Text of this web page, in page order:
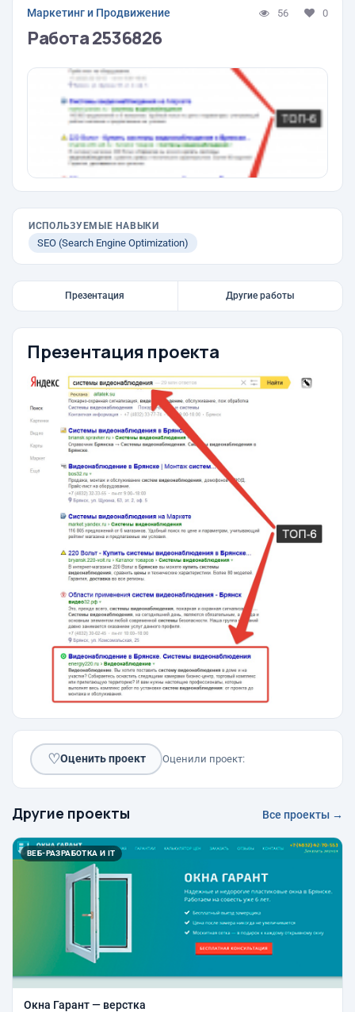
Маркетинг и Продвижение 56 0
Работа 2536826
ИСПОЛЬЗУЕМЫЕ НАВЫКИ
SEO (Search Engine Optimization)
Презентация Другие работы
Презентация проекта
♡Оценить проект Оценили проект:
Другие проекты Все проекты →
ВЕБ-РАЗРАБОТКА И IT
Окна Гарант — верстка